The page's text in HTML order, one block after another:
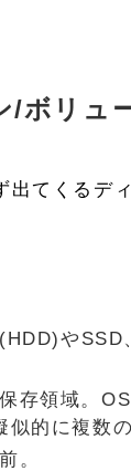
ボリュ
出てくるデ
や
存領域。
的に複数
。